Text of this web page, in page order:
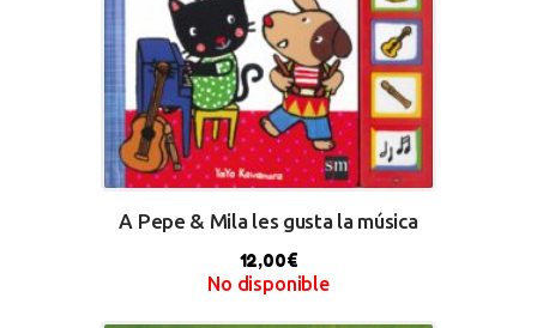
A Pepe & Mila les gusta la música
12,00€
No disponible